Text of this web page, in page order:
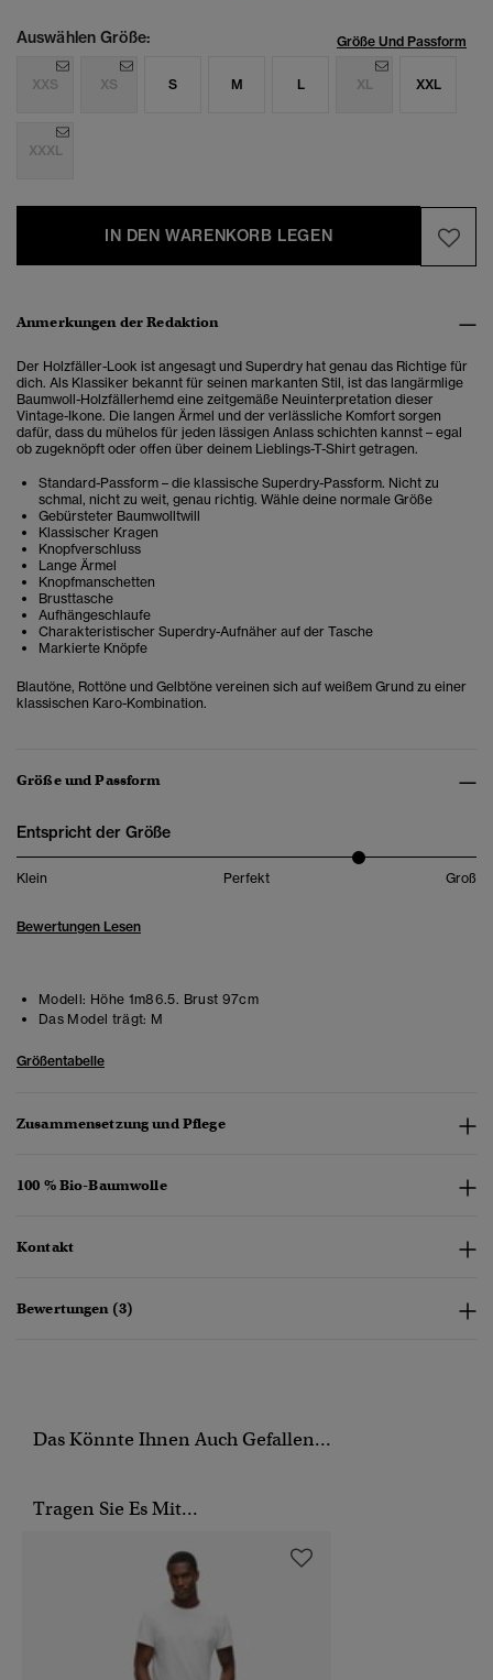
Auswählen Größe: Größe Und Passform
XXS XS S M L XL XXL
XXXL
IN DEN WARENKORB LEGEN
Anmerkungen der Redaktion
Der Holzfäller-Look ist angesagt und Superdry hat genau das Richtige für
dich. Als Klassiker bekannt für seinen markanten Stil, ist das langärmlige
Baumwoll-Holzfällerhemd eine zeitgemäße Neuinterpretation dieser
Vintage-Ikone. Die langen Ärmel und der verlässliche Komfort sorgen
dafür, dass du mühelos für jeden lässigen Anlass schichten kannst – egal
ob zugeknöpft oder offen über deinem Lieblings-T-Shirt getragen.
Standard-Passform – die klassische Superdry-Passform. Nicht zu
schmal, nicht zu weit, genau richtig. Wähle deine normale Größe
Gebürsteter Baumwolltwill
Klassischer Kragen
Knopfverschluss
Lange Ärmel
Knopfmanschetten
Brusttasche
Aufhängeschlaufe
Charakteristischer Superdry-Aufnäher auf der Tasche
Markierte Knöpfe
Blautöne, Rottöne und Gelbtöne vereinen sich auf weißem Grund zu einer
klassischen Karo-Kombination.
Größe und Passform
Entspricht der Größe
Klein Perfekt Groß
Bewertungen Lesen
Modell: Höhe 1m86.5. Brust 97cm
Das Model trägt: M
Größentabelle
Zusammensetzung und Pflege
100 % Bio-Baumwolle
Kontakt
Bewertungen (3)
Das Könnte Ihnen Auch Gefallen...
Tragen Sie Es Mit...